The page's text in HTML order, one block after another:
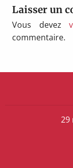
Laisser un
Vous devez
commentaire.
29